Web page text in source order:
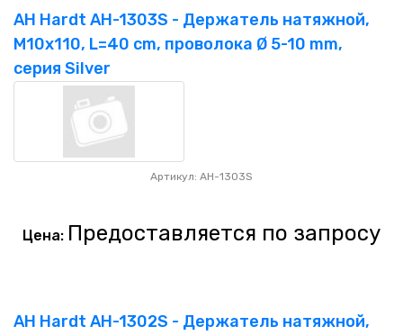
AH Hardt AH-1303S - Держатель натяжной,
M10x110, L=40 cm, проволока Ø 5-10 mm,
серия Silver
Артикул: AH-1303S
Цена: Предоставляется по запросу
AH Hardt AH-1302S - Держатель натяжной,